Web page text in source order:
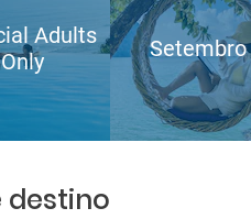
Adults
Only
Setembro
destino